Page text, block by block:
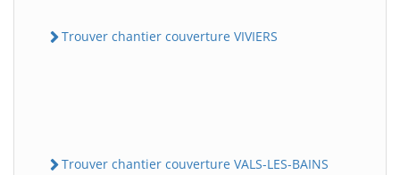
Trouver chantier couverture VIVIERS
Trouver chantier couverture VALS-LES-BAINS